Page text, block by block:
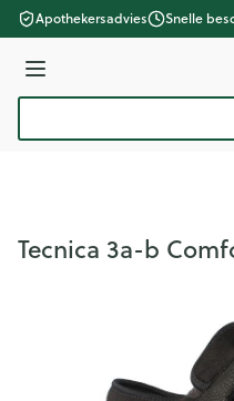
Ga naar de inhoud
Apothekersadvies Snelle
Menu
Tecnica 3a-b